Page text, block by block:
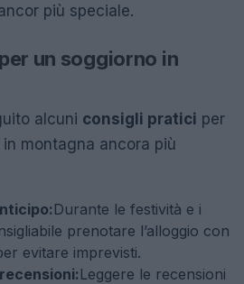
più speciale.
un soggiorno in
alcuni consigli pratici per
montagna ancora più
Durante le festività e i
prenotare l’alloggio con
evitare imprevisti.
Leggere le recensioni